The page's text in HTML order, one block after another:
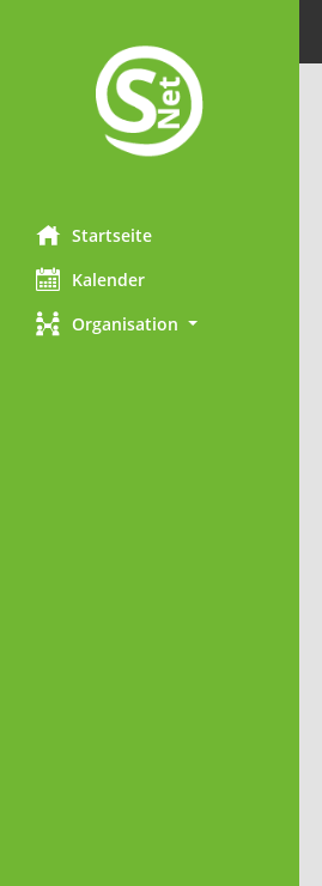
Startseite
Kalender
Organisation